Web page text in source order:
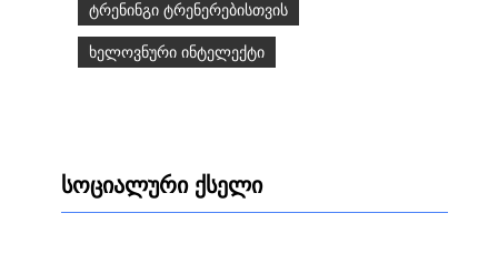
ტრენინგი ტრენერებისთვის
ხელოვნური ინტელექტი
სოციალური ქსელი